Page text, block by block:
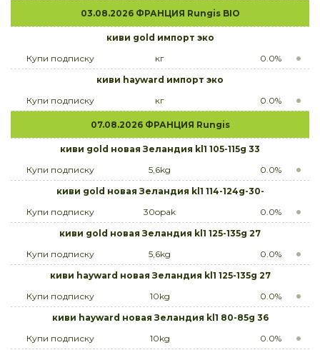
03.08.2026 ФРАНЦИЯ Rungis BIO
киви gold импорт эко
Купи подписку
кг
0.0%
киви hayward импорт эко
Купи подписку
кг 0.0%
07.08.2026 ФРАНЦИЯ Rungis
киви gold новая Зеландия kl1 105-115g 33
Купи подписку
5,6kg
0.0%
киви gold новая Зеландия kl1 114-124g-30-
Купи подписку
30opak
0.0%
киви gold новая Зеландия kl1 125-135g 27
Купи подписку
5,6kg
0.0%
киви hayward новая Зеландия kl1 125-135g 27
Купи подписку
10kg
0.0%
киви hayward новая Зеландия kl1 80-85g 36
Купи подписку
10kg
0.0%